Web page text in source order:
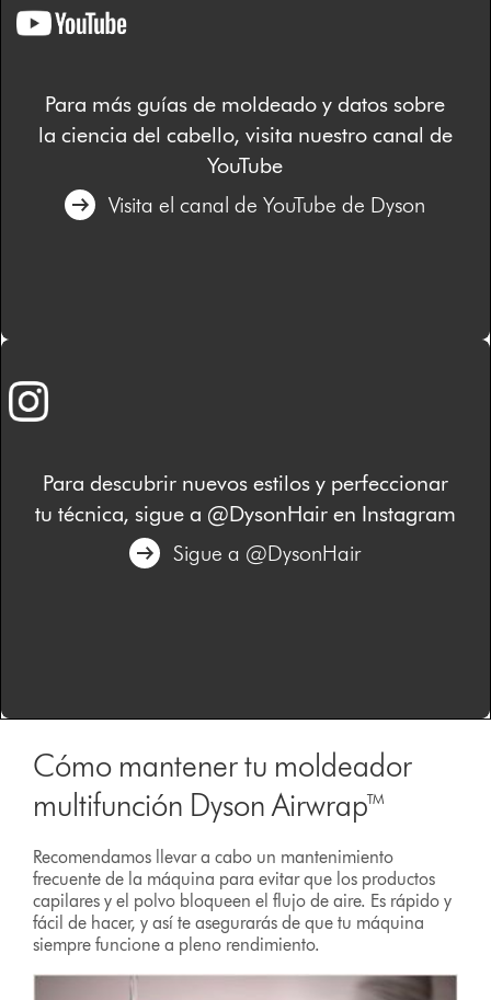
Para más guías de moldeado y datos sobre
la ciencia del cabello, visita nuestro canal de
YouTube
Visita el canal de YouTube de Dyson
Para descubrir nuevos estilos y perfeccionar
tu técnica, sigue a @DysonHair en Instagram
Sigue a @DysonHair
Cómo mantener tu moldeador
multifunción Dyson Airwrap™
Recomendamos llevar a cabo un mantenimiento
frecuente de la máquina para evitar que los productos
capilares y el polvo bloqueen el flujo de aire. Es rápido y
fácil de hacer, y así te asegurarás de que tu máquina
siempre funcione a pleno rendimiento.